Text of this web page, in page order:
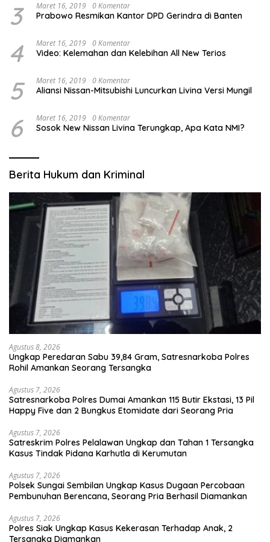
3 Maret 16, 2019 0 Komentar
Prabowo Resmikan Kantor DPD Gerindra di Banten
4 Maret 16, 2019 0 Komentar
Video: Kelemahan dan Kelebihan All New Terios
5 Maret 16, 2019 0 Komentar
Aliansi Nissan-Mitsubishi Luncurkan Livina Versi Mungil
6 Maret 16, 2019 0 Komentar
Sosok New Nissan Livina Terungkap, Apa Kata NMI?
Berita Hukum dan Kriminal
Agustus 8, 2026
Ungkap Peredaran Sabu 39,84 Gram, Satresnarkoba Polres
Rohil Amankan Seorang Tersangka
Agustus 7, 2026
Satresnarkoba Polres Dumai Amankan 115 Butir Ekstasi, 13 Pil
Happy Five dan 2 Bungkus Etomidate dari Seorang Pria
Agustus 7, 2026
Satreskrim Polres Pelalawan Ungkap dan Tahan 1 Tersangka
Kasus Tindak Pidana Karhutla di Kerumutan
Agustus 7, 2026
Polsek Sungai Sembilan Ungkap Kasus Dugaan Percobaan
Pembunuhan Berencana, Seorang Pria Berhasil Diamankan
Agustus 7, 2026
Polres Siak Ungkap Kasus Kekerasan Terhadap Anak, 2
Tersangka Diamankan